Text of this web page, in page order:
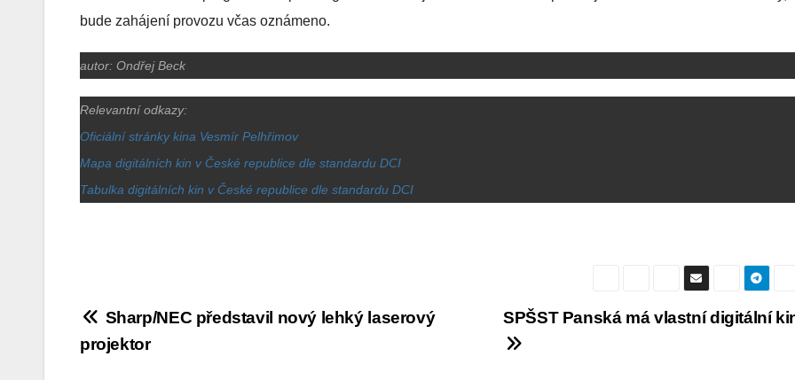
bude zahájení provozu včas oznámeno.
autor: Ondřej Beck
Relevantní odkazy:
Oficiální stránky kina Vesmír Pelhřimov
Mapa digitálních kin v České republice dle standardu DCI
Tabulka digitálních kin v České republice dle standardu DCI
Navigace
pro
SPŠST Panská má vlastní digitální
Sharp/NEC představil nový lehký laserový
projektor